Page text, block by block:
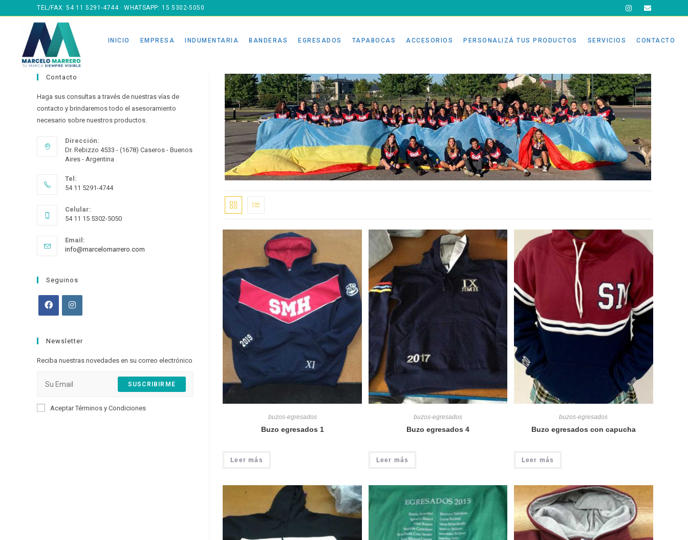
al
contenido
TEL/FAX:54 11 5291-4744· WHATSAPP:15 5302-5050
INICIO EMPRESA INDUMENTARIA BANDERAS EGRESADOS TAPABOCAS ACCESORIOS PERSONALIZÁ TUS PRODUCTOS SERVICIOS CONTACTO
buzos-egresados
Buzo egresados 1
Leer más
buzos-egresados
Buzo egresados 4
Leer más
buzos-egresados
Buzo egresados con capucha
Leer más
Contacto
Haga sus consultas a través de nuestras vías de
contacto y brindaremos todo el asesoramiento
necesario sobre nuestros productos.
Dirección:
Dr. Rebizzo 4533 - (1678) Caseros - Buenos
Aires - Argentina
Tel:
54 11 5291-4744
Celular:
54 11 15 5302-5050
Email:
info@marcelomarrero.com
Seguinos
a
new
new
Newsletter
Reciba nuestras novedades en su correo electrónico
SUSCRIBIRME
Aceptar Términos y Condiciones